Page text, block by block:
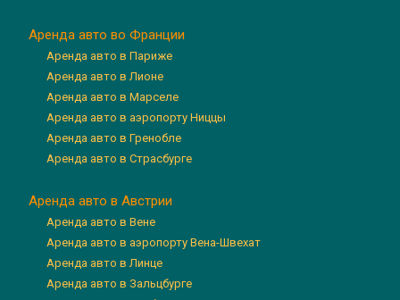
Аренда авто во Франции
Аренда авто в Париже
Аренда авто в Лионе
Аренда авто в Марселе
Аренда авто в аэропорту Ниццы
Аренда авто в Гренобле
Аренда авто в Страсбурге
Аренда авто в Австрии
Аренда авто в Вене
Аренда авто в аэропорту Вена-Швехат
Аренда авто в Линце
Аренда авто в Зальцбурге